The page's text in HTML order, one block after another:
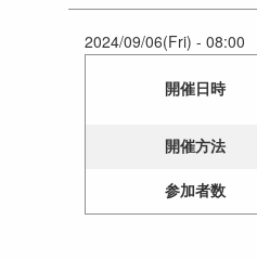
2024/09/06(Fri) - 08:00
開催日時
開催方法
参加者数